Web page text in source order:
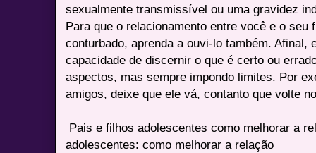
sexualmente transmissível ou uma gravidez
Para que o relacionamento entre você e o seu
conturbado, aprenda a ouvi-lo também. Afinal,
capacidade de discernir o que é certo ou
aspectos, mas sempre impondo limites. Por
amigos, deixe que ele vá, contanto que volte
Pais e filhos adolescentes como melhorar a
adolescentes: como melhorar a relação